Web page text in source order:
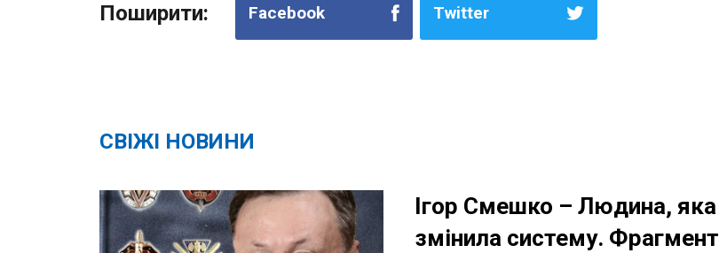
Поширити: Facebook Twitter
СВІЖІ НОВИНИ
Ігор Смешко – Людина, яка
змінила систему. Фрагмент